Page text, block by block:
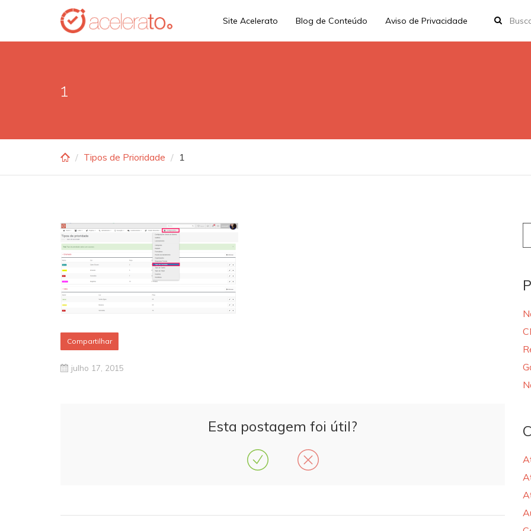
main
Site Acelerato Blog de Conteúdo Aviso de Privacidade
1
Tipos de Prioridade 1
Compartilhar
julho 17, 2015
Esta postagem foi útil?